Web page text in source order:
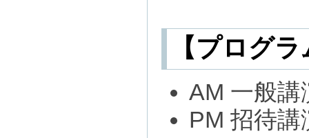
【プログ
AM 一般
PM 招待